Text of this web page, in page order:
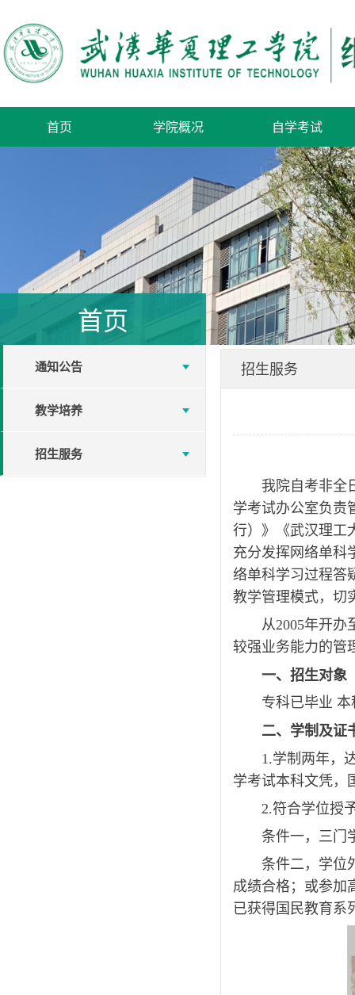
首页 学院概况 自学考试
首页
通知公告
教学培养
招生服务
招生服务
我院自考非全
学考试办公室负责
行）》《武汉理工
充分发挥网络单科
络单科学习过程答
教学管理模式，切
从2005年开
较强业务能力的管
一、招生对象
专科已毕业
二、学制及证
1.学制两年，
学考试本科文凭，
2.符合学位授
条件一，三门
条件二，学位
成绩合格；或参加
已获得国民教育系